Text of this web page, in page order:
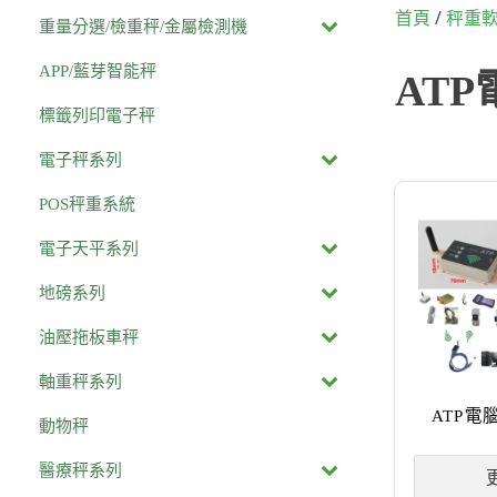
首頁 / 秤重
ATP
ATP電
重量分選/檢重秤/金屬檢測機
APP/藍芽智能秤
標籤列印電子秤
電子秤系列
POS秤重系統
電子天平系列
地磅系列
油壓拖板車秤
軸重秤系列
動物秤
醫療秤系列